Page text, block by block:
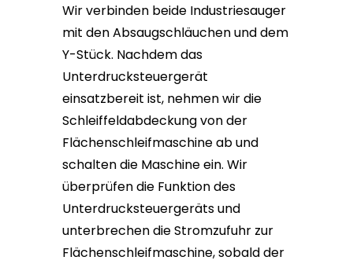
Wir verbinden beide Industriesauger
mit den Absaugschläuchen und dem
Y-Stück. Nachdem das
Unterdrucksteuergerät
einsatzbereit ist, nehmen wir die
Schleiffeldabdeckung von der
Flächenschleifmaschine ab und
schalten die Maschine ein. Wir
überprüfen die Funktion des
Unterdrucksteuergeräts und
unterbrechen die Stromzufuhr zur
Flächenschleifmaschine, sobald der